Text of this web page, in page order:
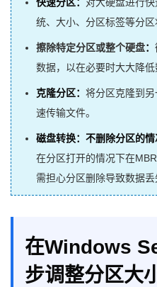
统、大小、分区标签等分区
擦除特定分区或整个硬盘：
数据，以在必要时大大降低
克隆分区： 将分区克隆到
速传输文件。
磁盘转换：不删除分区的
在分区打开的情况下在
需担心分区删除导致数据丢
在Windows
步调整分区大